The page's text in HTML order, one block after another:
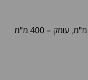
, עומק – 400 מ"מ